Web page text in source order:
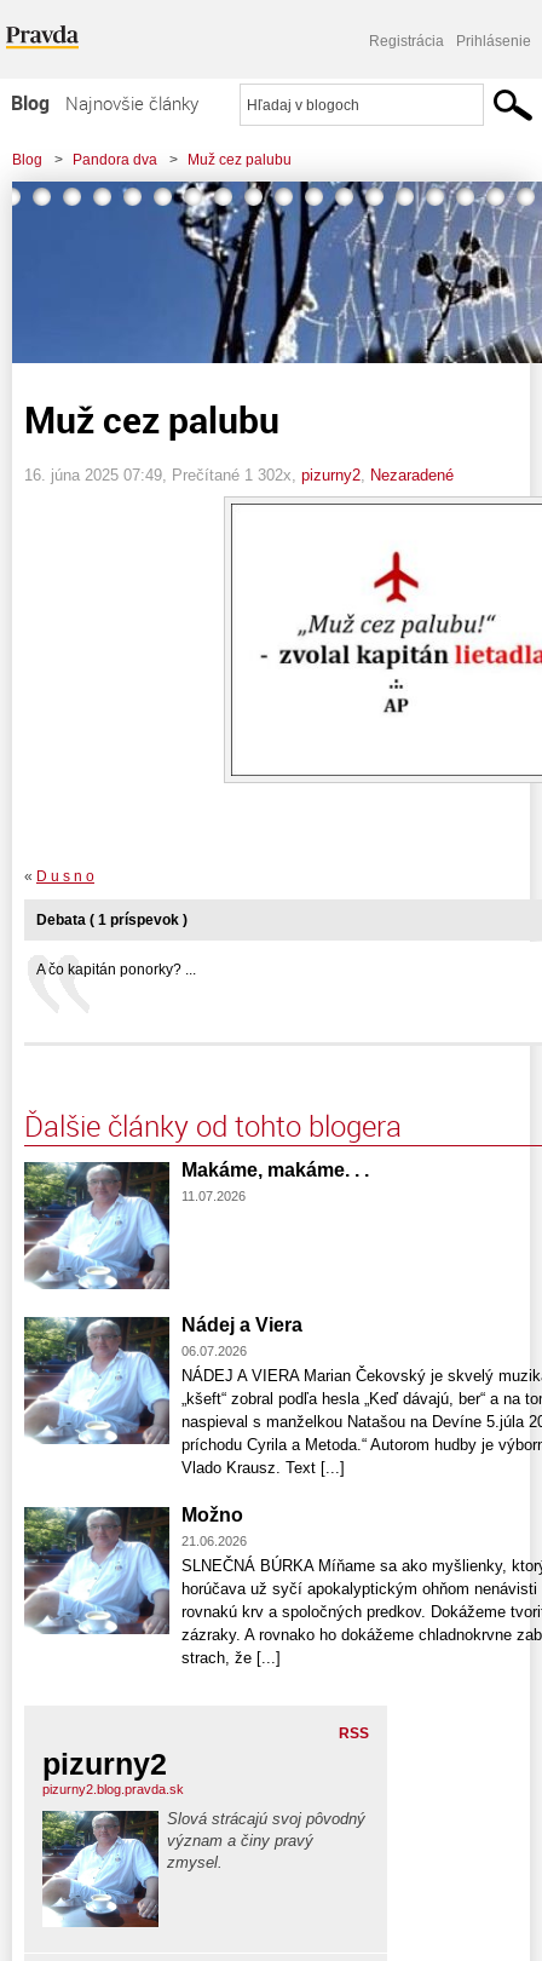
Registrácia Prihlásenie
Blog
Najnovšie články
Najčítanejšie články
Najkomentovanejšie články
Blog > Pandora dva > Muž cez palubu
Muž cez palubu
16. júna 2025 07:49 , Prečítané 1 302x, pizurny2 Nezaradené
« D u s n o
Debata ( 1 príspevok )
A čo kapitán ponorky? ...
Ďalšie články od tohto blogera
Makáme, makáme. . .
11.07.2026
Nádej a Viera
06.07.2026
NÁDEJ A VIERA Marian Čekovský je skvelý
„kšeft“ zobral podľa hesla „Keď dávajú, ber“ a na
naspieval s manželkou Natašou na Devíne 5.júla
príchodu Cyrila a Metoda.“ Autorom hudby je
Vlado Krausz. Text [...]
Možno
21.06.2026
SLNEČNÁ BÚRKA Míňame sa ako myšlienky,
horúčava už syčí apokalyptickým ohňom
rovnakú krv a spoločných predkov. Dokážeme
zázraky. A rovnako ho dokážeme chladnokrvne
strach, že [...]
RSS
pizurny2
pizurny2.blog.pravda.sk
Slová strácajú svoj pôvodný
význam a činy pravý
zmysel.